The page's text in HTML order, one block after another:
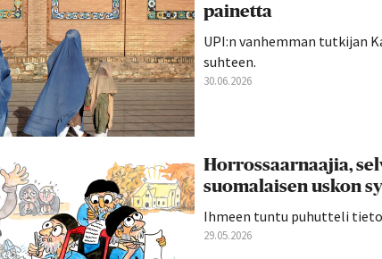
painetta
UPI:n vanhemman tutkijan
suhteen.
30.06.2026
Horrossaarnaajia,
suomalaisen uskon
Ihmeen tuntu puhutteli
29.05.2026